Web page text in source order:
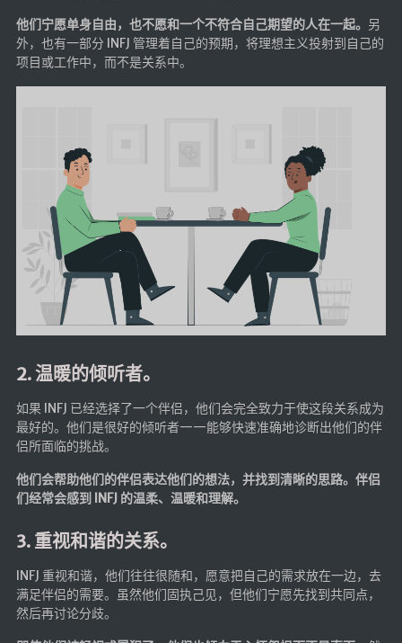
他们宁愿单身自由，也不愿和一个不符合自己期望的人在一起。 另
外，也有一部分 INFJ 管理着自己的预期，将理想主义投射到自己的
项目或工作中，而不是关系中。
2. 温暖的倾听者。
如果 INFJ 已经选择了一个伴侣，他们会完全致力于使这段关系成为
最好的。他们是很好的倾听者——能够快速准确地诊断出他们的伴
侣所面临的挑战。
他们会帮助他们的伴侣表达他们的想法，并找到清晰的思路。伴侣
们经常会感到 INFJ 的温柔、温暖和理解。
3. 重视和谐的关系。
INFJ 重视和谐，他们往往很随和，愿意把自己的需求放在一边，去
满足伴侣的需要。虽然他们固执己见，但他们宁愿先找到共同点，
然后再讨论分歧。
百度网盘解析
百度解析_备用
文字重排
🎮小游戏
红白机资源
dos游戏
飞船对接模拟
特效地址
背景动画
Floatingheart
树境
过山车